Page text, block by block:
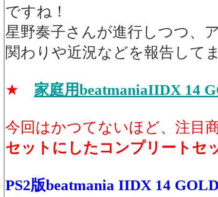
ですね！
星野奏子さんが進行しつつ、
関わりや近況などを報告して
★ 家庭用beatmaniaIIDX 14
今回はかつてないほど、注目
セットにしたコンプリートセ
PS2版beatmania IIDX 14